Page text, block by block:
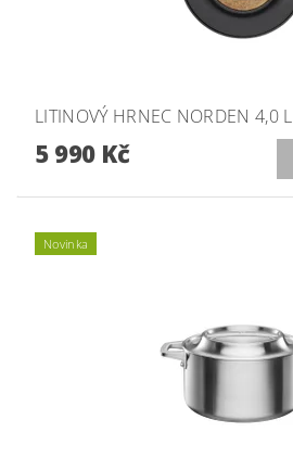
LITINOVÝ HRNEC NORDEN 4,0 L
5 990 Kč
Novinka